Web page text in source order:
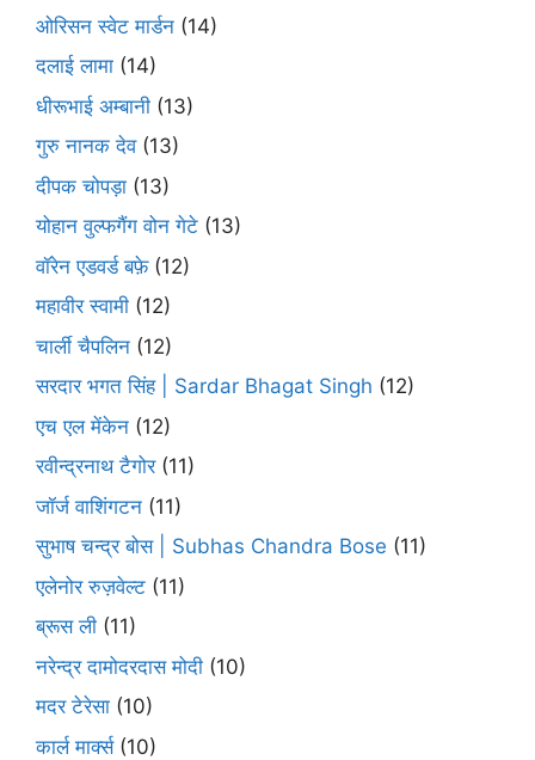
ओरिसन स्‍वेट मार्डन (14)
दलाई लामा (14)
धीरूभाई अम्बानी (13)
गुरु नानक देव(13)
दीपक चोपड़ा (13)
योहान वुल्फगैंग वोन गेटे (13)
वॉरेन एडवर्ड बफ़े(12)
महावीर स्वामी (12)
चार्ली चैपलिन (12)
सरदार भगत सिंह | Sardar Bhagat Singh (12)
एच एल मेंकेन (12)
रवीन्द्रनाथ टैगोर(11)
जॉर्ज वाशिंगटन (11)
सुभाष चन्द्र बोस | Subhas Chandra Bose (11)
एलेनोर रुज़वेल्ट (11)
ब्रूस ली (11)
नरेन्द्र दामोदरदास मोदी (10)
मदर टेरेसा (10)
कार्ल मार्क्स(10)